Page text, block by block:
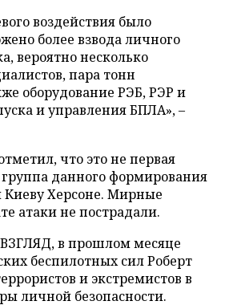
воздействия было
более взвода личного
вероятно несколько
пара тонн
оборудование РЭБ, РЭР и
и управления БПЛА», –
что это не первая
данного формирования
Киеву Херсоне. Мирные
атаки не пострадали.
ВЗГЛЯД, в прошлом месяце
беспилотных сил Роберт
и экстремистов в
личной безопасности.